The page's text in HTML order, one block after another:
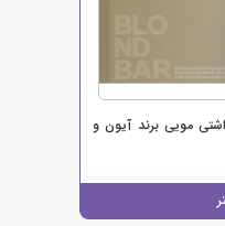
مویی برند آیون و